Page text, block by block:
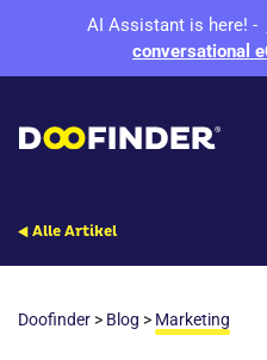
AI Assistant is here! -
conversational
Alle Artikel
Doofinder > Blog > Marketing